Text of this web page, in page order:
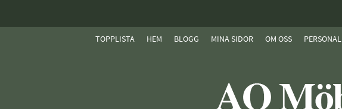
TOPPLISTA HEM BLOGG MINA SIDOR OM OSS PERSONAL